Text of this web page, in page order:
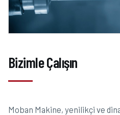
Bizimle Çalışın
Moban Makine, yenilikçi ve